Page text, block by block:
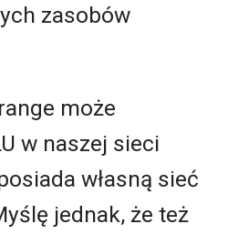
zasobów
może
w naszej sieci
własną sieć
jednak, że też